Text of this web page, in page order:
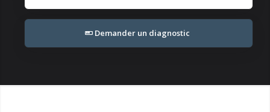
Demander un diagnostic